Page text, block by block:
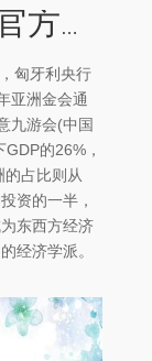
九游会(中国区)集团官方网站亚洲现在占据寰球出口和投资的一半-九游会(中国区)集团官方网站
匈牙利央行
亚洲金会通
九游会(中国
的26%，
占比则从
资的一半，
东西方经济
经济学派。